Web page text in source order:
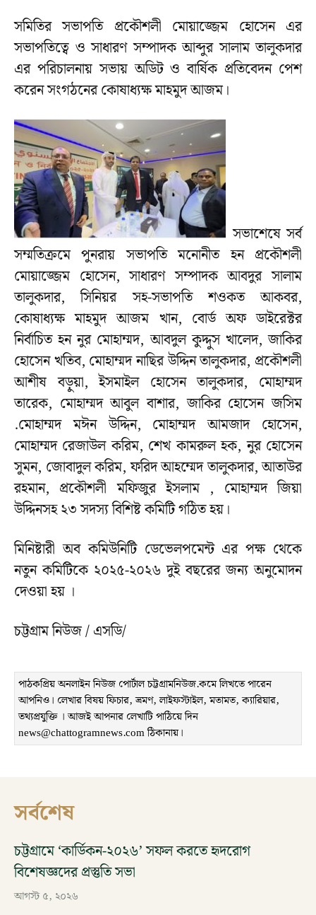
সমিতির সভাপতি প্রকৌশলী মোয়াজ্জেম হোসেন এর
সভাপতিত্বে ও সাধারণ সম্পাদক আব্দুর সালাম তালুকদার
এর পরিচালনায় সভায় অডিট ও বার্ষিক প্রতিবেদন পেশ
করেন সংগঠনের কোষাধ্যক্ষ মাহমুদ আজম।
সভাশেষে সর্ব
সম্মতিক্রমে পুনরায় সভাপতি মনোনীত হন প্রকৌশলী
মোয়াজ্জেম হোসেন, সাধারণ সম্পাদক আবদুর সালাম
তালুকদার, সিনিয়র সহ-সভাপতি শওকত আকবর,
কোষাধ্যক্ষ মাহমুদ আজম খান, বোর্ড অফ ডাইরেক্টর
নির্বাচিত হন নুর মোহাম্মদ, আবদুল কুদ্দুস খালেদ, জাকির
হোসেন খতিব, মোহাম্মদ নাছির উদ্দিন তালুকদার, প্রকৌশলী
আশীষ বড়ুয়া, ইসমাইল হোসেন তালুকদার, মোহাম্মদ
তারেক, মোহাম্মদ আবুল বাশার, জাকির হোসেন জসিম
.মোহাম্মদ মঈন উদ্দিন, মোহাম্মদ আমজাদ হোসেন,
মোহাম্মদ রেজাউল করিম, শেখ কামরুল হক, নুর হোসেন
সুমন, জোবাদুল করিম, ফরিদ আহম্মেদ তালুকদার, আতাউর
রহমান, প্রকৌশলী মফিজুর ইসলাম , মোহাম্মদ জিয়া
উদ্দিনসহ ২৩ সদস্য বিশিষ্ট কমিটি গঠিত হয়।
মিনিষ্টারী অব কমিউনিটি ডেভেলপমেন্ট এর পক্ষ থেকে
নতুন কমিটিকে ২০২৫-২০২৬ দুই বছরের জন‍্য অনুমোদন
দেওয়া হয় ।
চট্টগ্রাম নিউজ / এসডি/
পাঠকপ্রিয় অনলাইন নিউজ পোর্টাল চট্টগ্রামনিউজ.কমে লিখতে পারেন
আপনিও। লেখার বিষয় ফিচার, ভ্রমণ, লাইফস্টাইল, মতামত, ক্যারিয়ার,
তথ্যপ্রযুক্তি । আজই আপনার লেখাটি পাঠিয়ে দিন
news@chattogramnews.com ঠিকানায়।
সর্বশেষ
চট্টগ্রামে ‘কার্ডিকন-২০২৬’ সফল করতে হৃদরোগ
বিশেষজ্ঞদের প্রস্তুতি সভা
আগস্ট ৫, ২০২৬